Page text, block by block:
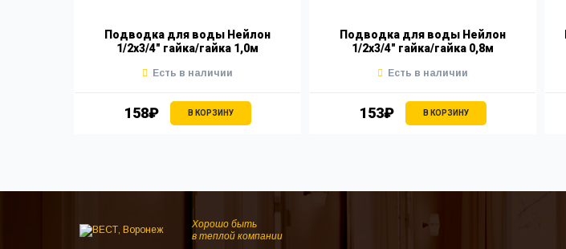
Подводка для воды Нейлон
1/2х3/4" гайка/гайка 1,0м
158₽ В КОРЗИНУ
Есть в наличии
Подводка для воды Нейлон
1/2х3/4" гайка/гайка 0,8м
153₽ В КОРЗИНУ
Есть в наличии
Хорошо быть
в теплой компании